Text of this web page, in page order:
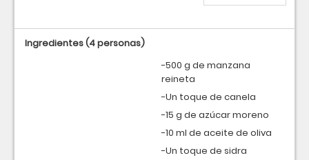
Ingredientes(4 personas)
-500 g de manzana
reineta
-Un toque de canela
-15 g de azúcar moreno
-10 ml de aceite de oliva
-Un toque de sidra